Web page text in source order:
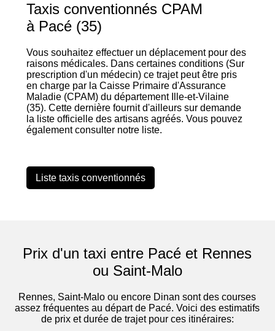
Taxis conventionnés CPAM
à Pacé (35)
Vous souhaitez effectuer un déplacement pour des
raisons médicales. Dans certaines conditions (Sur
prescription d'un médecin) ce trajet peut être pris
en charge par la Caisse Primaire d'Assurance
Maladie (CPAM) du département Ille-et-Vilaine
(35). Cette dernière fournit d'ailleurs sur demande
la liste officielle des artisans agréés. Vous pouvez
également consulter notre liste.
Liste taxis conventionnés
Prix d'un taxi entre Pacé et Rennes
ou Saint-Malo
Rennes, Saint-Malo ou encore Dinan sont des courses
assez fréquentes au départ de Pacé. Voici des estimatifs
de prix et durée de trajet pour ces itinéraires: